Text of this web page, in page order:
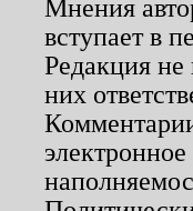
Мнения
вступает в
Редакция не
них